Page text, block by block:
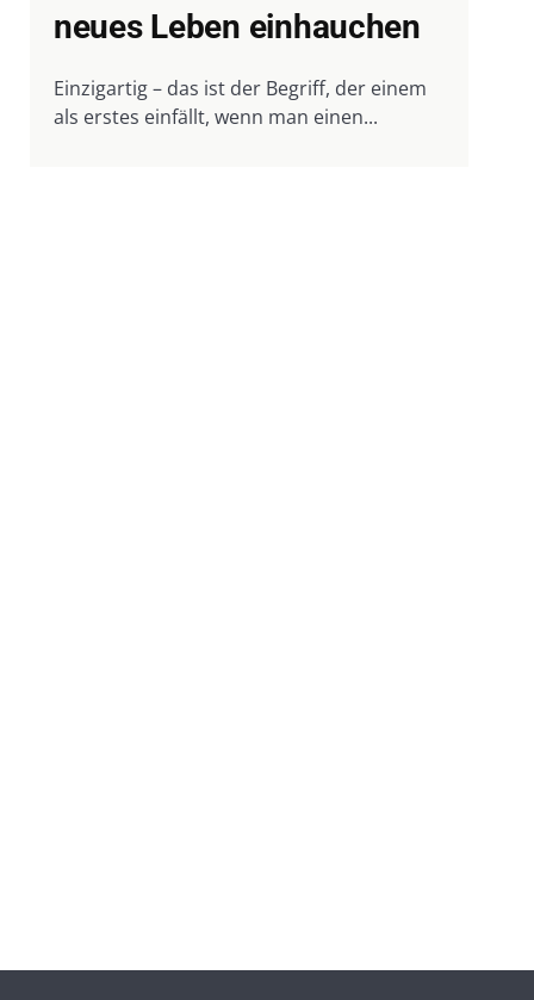
neues Leben einhauchen
Einzigartig – das ist der Begriff, der einem
als erstes einfällt, wenn man einen...